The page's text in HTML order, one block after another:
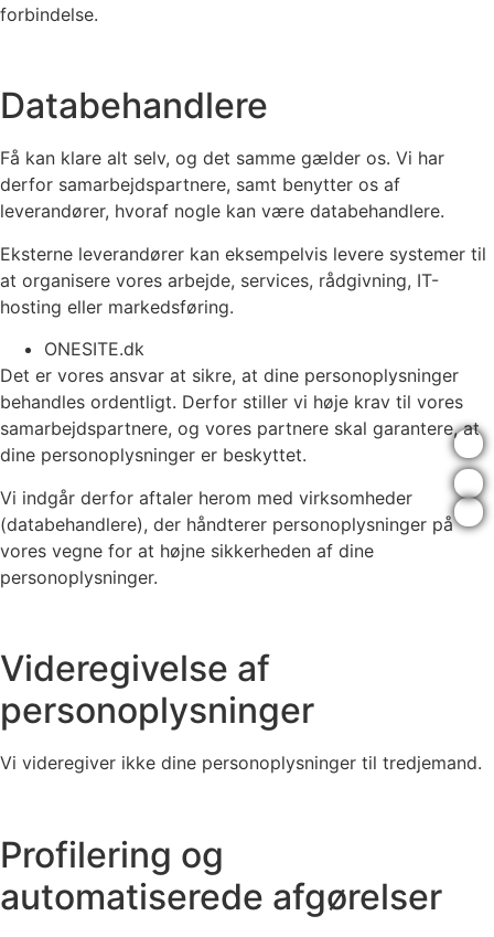
forbindelse.
Databehandlere
Få kan klare alt selv, og det samme gælder os. Vi har
derfor samarbejdspartnere, samt benytter os af
leverandører, hvoraf nogle kan være databehandlere.
Eksterne leverandører kan eksempelvis levere systemer til
at organisere vores arbejde, services, rådgivning, IT-
hosting eller markedsføring.
ONESITE.dk
Det er vores ansvar at sikre, at dine personoplysninger
behandles ordentligt. Derfor stiller vi høje krav til vores
samarbejdspartnere, og vores partnere skal garantere, at
dine personoplysninger er beskyttet.
Vi indgår derfor aftaler herom med virksomheder
(databehandlere), der håndterer personoplysninger på
vores vegne for at højne sikkerheden af dine
personoplysninger.
Videregivelse af
personoplysninger
Vi videregiver ikke dine personoplysninger til tredjemand.
Profilering og
automatiserede afgørelser